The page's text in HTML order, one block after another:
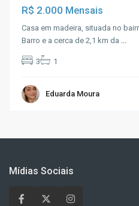
R$ 2.000 Mensais
Casa em madeira, situada no
Barro e a cerca de 2,1 km da ...
3 1
Eduarda Moura
Mídias Sociais